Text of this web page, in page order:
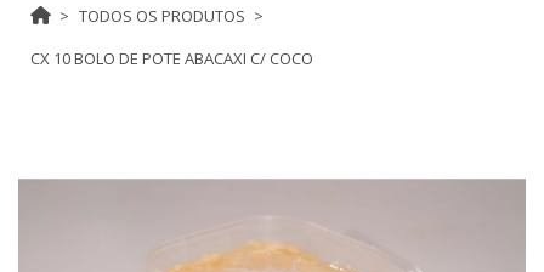
TODOS OS PRODUTOS
CX 10 BOLO DE POTE ABACAXI C/ COCO